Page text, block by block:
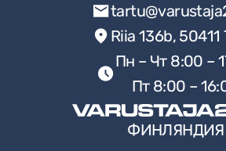
АККУМУЛЯТОРНАЯ ДРЕЛЬ
СРЕДСТВАRiia 136b, 50411
Пн – Чт 8:00 –
Пт 8:00 –
ФИНЛЯНДИЯ